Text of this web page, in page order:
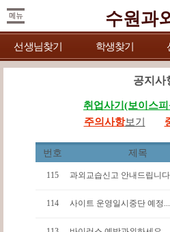
수원과
선생님찾기 학생찾기
공지사
취업사기(보이스피
주의사항보기
번호 제목
115 과외교습신고 안내드립니다
114 사이트 운영일시중단 예정...